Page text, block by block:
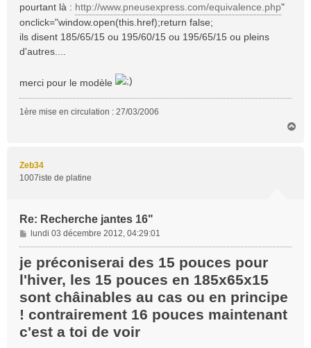
a
g
e
pourtant là : http://www.pneusexpress.com/equivalence.php"
onclick="window.open(this.href);return false;
ils disent 185/65/15 ou 195/60/15 ou 195/65/15 ou pleins
d'autres....
merci pour le modèle
1ère mise en circulation : 27/03/2006
Zeb34
1007iste de platine
Re: Recherche jantes 16"
M
e
s
a
g
lundi 03 décembre 2012, 04:29:01
je préconiserai des 15 pouces pour
l'hiver, les 15 pouces en 185x65x15
sont châinables au cas ou en principe
! contrairement 16 pouces maintenant
c'est a toi de voir